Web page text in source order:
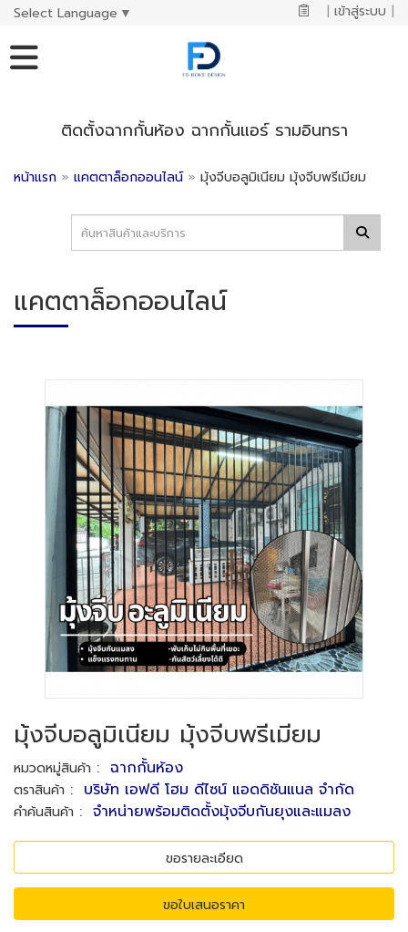
Select Language ▼ | เข้าสู่ระบบ |
ติดตั้งฉากกั้นห้อง ฉากกั้นแอร์ รามอินทรา
หน้าแรก » แคตตาล็อกออนไลน์ » มุ้งจีบอลูมิเนียม มุ้งจีบพรีเมียม
แคตตาล็อกออนไลน์
มุ้งจีบอลูมิเนียม มุ้งจีบพรีเมียม
หมวดหมู่สินค้า : ฉากกั้นห้อง
ตราสินค้า : บริษัท เอฟดี โฮม ดีไซน์ แอดดิชันแนล จำกัด
คำค้นสินค้า : จำหน่ายพร้อมติดตั้งมุ้งจีบกันยุงและแมลง
ขอรายละเอียด
ขอใบเสนอราคา